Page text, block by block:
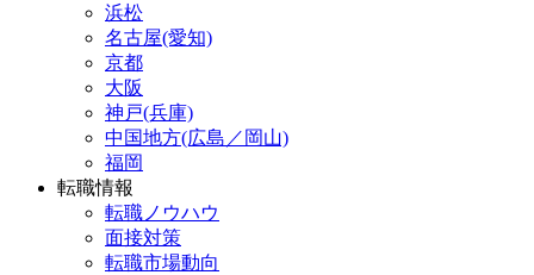
浜松
名古屋(愛知)
京都
大阪
神戸(兵庫)
中国地方(広島／岡山)
福岡
転職情報
転職ノウハウ
面接対策
転職市場動向